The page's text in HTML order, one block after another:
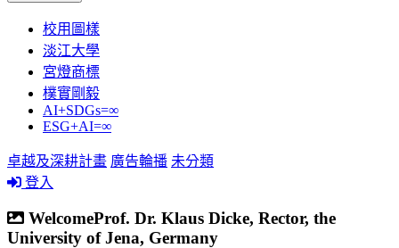
校用圖樣
淡江大學
宮燈商標
樸實剛毅
AI+SDGs=∞
ESG+AI=∞
卓越及深耕計畫 廣告輪播 未分類
登入
WelcomeProf. Dr. Klaus Dicke, Rector, the
University of Jena, Germany